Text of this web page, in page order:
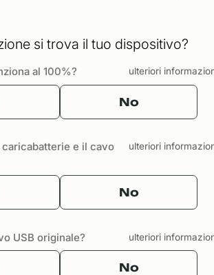
si trova il tuo dispositivo?
al 100%? ulteriori
No
e il cavo
ulteriori
No
USB originale? ulteriori
No